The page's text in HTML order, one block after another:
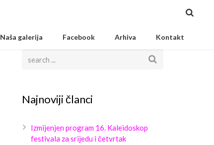
Naša galerija Facebook Arhiva Kontakt
Najnoviji članci
Izmijenjen program 16. Kaleidoskop
festivala za srijedu i četvrtak